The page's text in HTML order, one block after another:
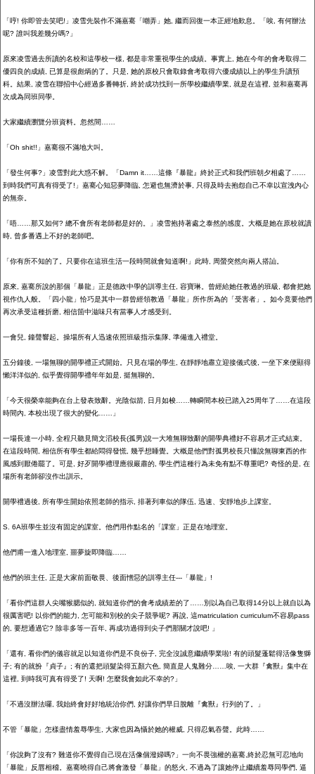
「哼! 你即管去笑吧! 」凌雪先裝作不滿嘉騫「嘲弄」她 繼而回復一本正經地歎息。「唉 有何辦法
呢? 誰叫我差幾分嗎? 」
原來凌雪過去所讀的名校和這學校一樣 都是非常重視學生的成績。事實上
她在今年的會考取得二
優四良的成績
已算是很彪炳的了。只是
她的原校只會取錄會考取得六優成績以上的學生升讀預
科。結果 凌雪在聯招中心經過多番轉折 終於成功找到一所學校繼續學業 就是在這裡 並和嘉騫再
次成為同班同學。
大家繼續瀏覽分班資料。忽然間……
「Oh shit!! 」嘉騫很不滿地大叫。
「發生何事? 」凌雪對此大惑不解。「Damn it ……這條『暴龍』終於正式和我們班朝夕相處了……
到時我們可真有得受了! 」嘉騫心知惡夢降臨 怎避也無濟於事
只得及時去抱怨自己不幸以宣洩內心
的無奈。
「唔……那又如何? 總不會所有老師都是好的。」凌雪抱持著處之泰然的感度。大概是她在原校就讀
時
曾多番遇上不好的老師吧。
「你有所不知的了。只要你在這班生活一段時間就會知道啊! 」此時 周螢突然向兩人搭訕。
原來 嘉騫所說的那個「暴龍」正是德政中學的訓導主任 容寶琳。曾經給她任教過的班級
都會把她
視作仇人般。「四小龍」恰巧是其中一群曾經領教過「暴龍」所作所為的「受害者」。如今竟要他們
再次承受這種折磨 相信箇中滋味只有當事人才感受到。
一會兒 鐘聲響起。操場所有人迅速依照班級指示集隊 準備進入禮堂。
五分鐘後 一場無聊的開學禮正式開始。只見在場的學生 在靜靜地肅立迎接儀式後
一坐下來便顯得
懶洋洋似的 似乎覺得開學禮年年如是 挺無聊的。
「今天很榮幸能夠在台上發表致辭。光陰似箭 日月如梭……轉瞬間本校已踏入25周年了……在這段
時間內
本校出現了很大的變化……」
一場長達一小時 全程只聽見簡文滔校長(孤男)說一大堆無聊致辭的開學典禮好不容易才正式結束。
在這段時間
相信所有學生都給悶得發慌 幾乎想睡覺。大概是他們對孤男校長只懂說無聊東西的作
風感到厭倦罷了。可是
好歹開學禮理應很嚴肅的 學生們這種行為未免有點不尊重吧? 奇怪的是
在
場所有老師卻沒作出訓示。
開學禮過後 所有學生開始依照老師的指示 排著列車似的隊伍 迅速、安靜地步上課室。
S. 6A班學生並沒有固定的課室。他們用作點名的「課室」正是在地理室。
他們甫一進入地理室 噩夢旋即降臨……
他們的班主任 正是大家前面敬畏、後面憎惡的訓導主任--- 「暴龍」 !
「看你們這群人尖嘴猴腮似的 就知道你們的會考成績差的了……別以為自己取得14分以上就自以為
很厲害吧! 以你們的能力 怎可能和別校的尖子競爭呢? 再說 這matriculation curriculum不容易pass
的 要想通過它? 除非多等一百年 再成功過得到尖子們那關才說吧! 」
「還有 看你們的儀容就足以知道你們是不良份子 完全沒誠意繼續學業啦! 有的頭髮蓬鬆得活像隻獅
子; 有的就扮『貞子』 ; 有的還把頭髮染得五顏六色 簡直是人鬼難分……唉 一大群『禽獸』集中在
這裡 到時我可真有得受了! 天啊! 怎麼我會如此不幸的? 」
「不過沒辦法囉 我始終會好好地統治你們 好讓你們早日脫離『禽獸』行列的了。」
不管「暴龍」怎樣盡情羞辱學生 大家也因為懾於她的權威 只得忍氣吞聲。此時……
「你說夠了沒有? 難道你不覺得自己現在活像個潑婦嗎? 」一向不畏強權的嘉騫 終於忍無可忍地向
「暴龍」反唇相稽。嘉騫曉得自己將會激發「暴龍」的怒火
不過為了讓她停止繼續羞辱同學們 逼